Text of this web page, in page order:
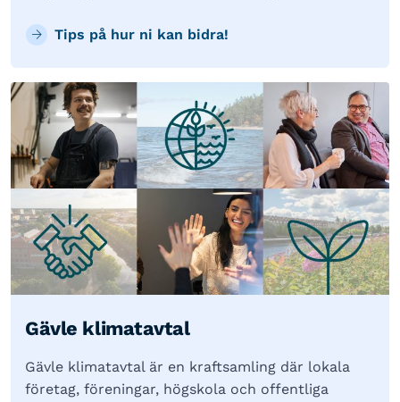
Tips på hur ni kan bidra!
Gävle klimatavtal
Gävle klimatavtal är en kraftsamling där lokala
företag, föreningar, högskola och offentliga